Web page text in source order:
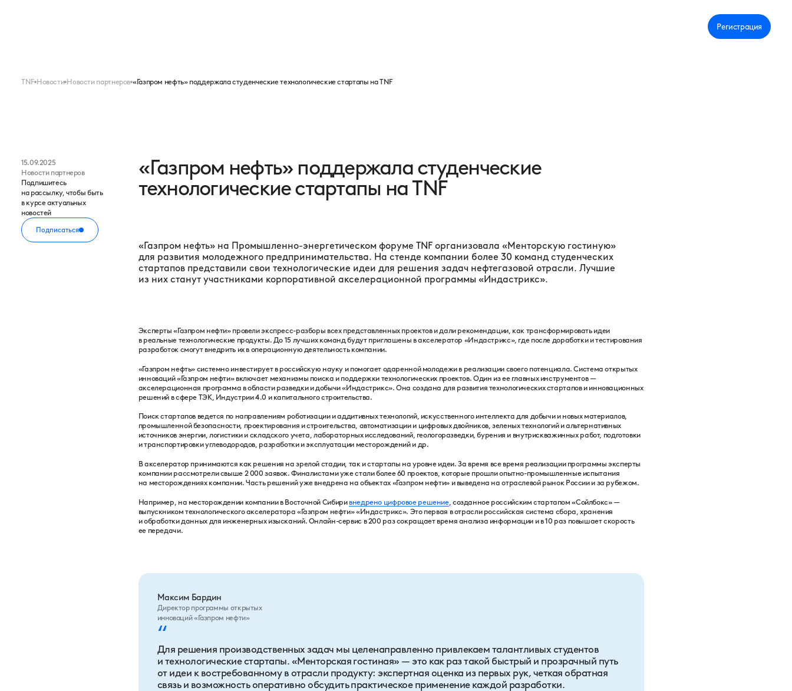
Регистрация
TNF Новости Новости партнеров «Газпром нефть» поддержала студенческие технологические стартапы на TNF
15.09.2025
Новости партнеров
Подпишитесь
на рассылку, чтобы быть
в курсе актуальных
новостей
Подписаться
«Газпром нефть» поддержала студенческие
технологические стартапы на TNF
«Газпром нефть» на Промышленно-энергетическом форуме TNF организовала «Менторскую гостиную»
для развития молодежного предпринимательства. На стенде компании более 30 команд студенческих
стартапов представили свои технологические идеи для решения задач нефтегазовой отрасли. Лучшие
из них станут участниками корпоративной акселерационной программы «Индастрикс».
Эксперты «Газпром нефти» провели экспресс-разборы всех представленных проектов и дали рекомендации, как трансформировать идеи
в реальные технологические продукты. До 15 лучших команд будут приглашены в акселератор «Индастрикс», где после доработки и тестирования
разработок смогут внедрить их в операционную деятельность компании.
«Газпром нефть» системно инвестирует в российскую науку и помогает одаренной молодежи в реализации своего потенциала. Система открытых
инноваций «Газпром нефти» включает механизмы поиска и поддержки технологических проектов. Один из ее главных инструментов —
акселерационная программа в области разведки и добычи «Индастрикс». Она создана для развития технологических стартапов и инновационных
решений в сфере ТЭК, Индустрии 4.0 и капитального строительства.
Поиск стартапов ведется по направлениям роботизации и аддитивных технологий, искусственного интеллекта для добычи и новых материалов,
промышленной безопасности, проектирования и строительства, автоматизации и цифровых двойников, зеленых технологий и альтернативных
источников энергии, логистики и складского учета, лабораторных исследований, геологоразведки, бурения и внутрискважинных работ, подготовки
и транспортировки углеводородов, разработки и эксплуатации месторождений и др.
В акселератор принимаются как решения на зрелой стадии, так и стартапы на уровне идеи. За время все время реализации программы эксперты
компании рассмотрели свыше 2 000 заявок. Финалистами уже стали более 60 проектов, которые прошли опытно-промышленные испытания
на месторождениях компании. Часть решений уже внедрена на объектах «Газпром нефти» и выведена на отраслевой рынок России и за рубежом.
Например, на месторождении компании в Восточной Сибири внедрено цифровое решение, созданное российским стартапом «Сойлбокс» —
выпускником технологического акселератора «Газпром нефти» «Индастрикс». Это первая в отрасли российская система сбора, хранения
и обработки данных для инженерных изысканий. Онлайн-сервис в 200 раз сокращает время анализа информации и в 10 раз повышает скорость
ее передачи.
Максим Бардин
Директор программы открытых
инноваций «Газпром нефти»
“
Для решения производственных задач мы целенаправленно привлекаем талантливых студентов
и технологические стартапы. «Менторская гостиная» — это как раз такой быстрый и прозрачный путь
от идеи к востребованному в отрасли продукту: экспертная оценка из первых рук, четкая обратная
связь и возможность оперативно обсудить практическое применение каждой разработки.